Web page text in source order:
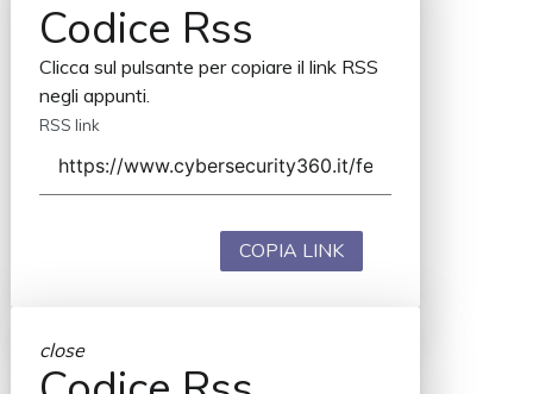
Codice Rss
Clicca sul pulsante per copiare il link RSS
negli appunti.
RSS link
COPIA LINK
close